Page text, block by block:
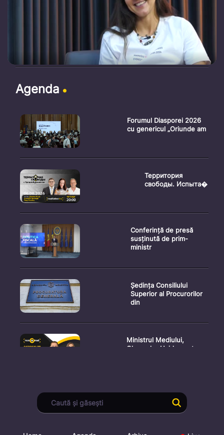
Agenda
Forumul Diasporei 2026
cu genericul „Oriunde am
Территория
свободы. Испыта�
Conferință de presă
susținută de prim-
ministr
Ședința Consiliului
Superior al Procurorilor
din
Ministrul Mediului,
Gheorghe Hajder, este
Consultări publice privind
proiectul de lege pent